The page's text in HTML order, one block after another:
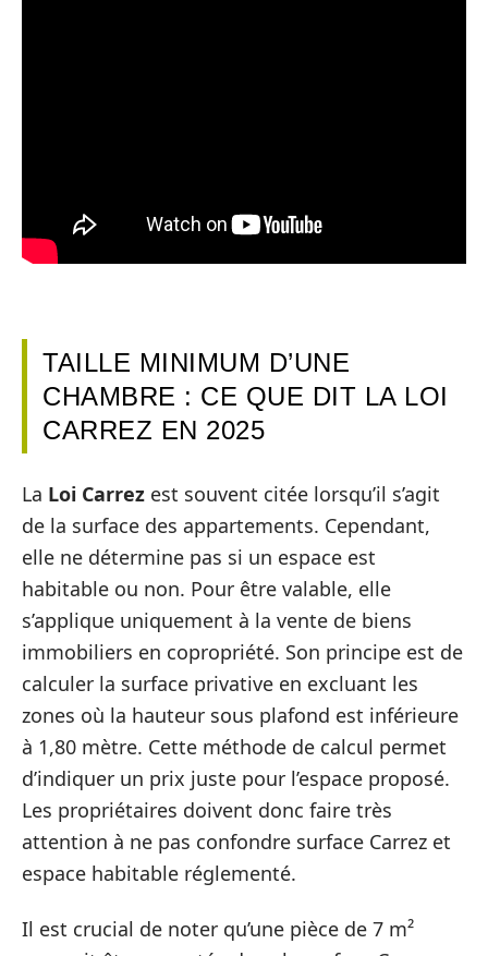
TAILLE MINIMUM D’UNE
CHAMBRE : CE QUE DIT LA LOI
CARREZ EN 2025
La Loi Carrez est souvent citée lorsqu’il s’agit
de la surface des appartements. Cependant,
elle ne détermine pas si un espace est
habitable ou non. Pour être valable, elle
s’applique uniquement à la vente de biens
immobiliers en copropriété. Son principe est de
calculer la surface privative en excluant les
zones où la hauteur sous plafond est inférieure
à 1,80 mètre. Cette méthode de calcul permet
d’indiquer un prix juste pour l’espace proposé.
Les propriétaires doivent donc faire très
attention à ne pas confondre surface Carrez et
espace habitable réglementé.
Il est crucial de noter qu’une pièce de 7 m²